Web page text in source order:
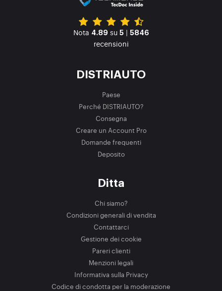
Nota 4.89 su 5 | 5846
recensioni
DISTRIAUTO
Paese
Perché DISTRIAUTO?
Consegna
Creare un Account Pro
Domande frequenti
Deposito
Ditta
Chi siamo?
Condizioni generali di vendita
Contattarci
Gestione dei cookie
Pareri clienti
Menzioni legali
Informativa sulla Privacy
Codice di condotta per la moderazione